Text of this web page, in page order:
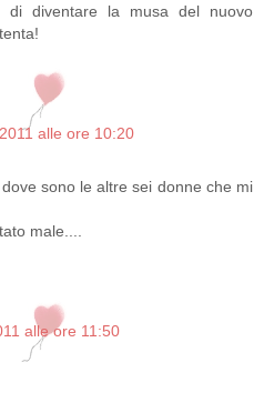
di diventare la musa del nuovo
alle ore 10:20
sono le altre sei donne che mi
male....
alle ore 11:50